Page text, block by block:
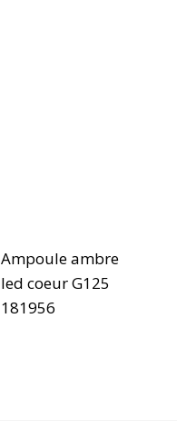
Ampoule ambre
led coeur G125
181956